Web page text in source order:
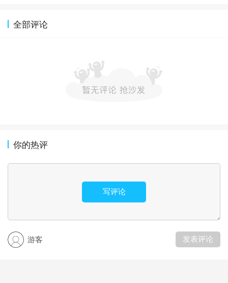
全部评论
你的热评
写评论
游客 发表评论